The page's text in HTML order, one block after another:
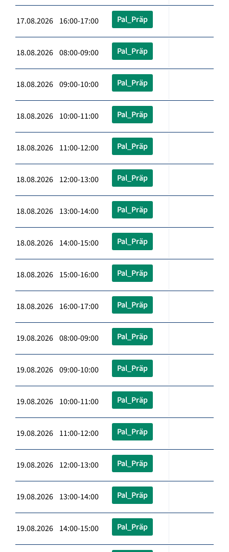
17.08.2026 16:00-17:00 Pal_Präp
18.08.2026 08:00-09:00 Pal_Präp
18.08.2026 09:00-10:00 Pal_Präp
18.08.2026 10:00-11:00 Pal_Präp
18.08.2026 11:00-12:00 Pal_Präp
18.08.2026 12:00-13:00 Pal_Präp
18.08.2026 13:00-14:00 Pal_Präp
18.08.2026 14:00-15:00 Pal_Präp
18.08.2026 15:00-16:00 Pal_Präp
18.08.2026 16:00-17:00 Pal_Präp
19.08.2026 08:00-09:00 Pal_Präp
19.08.2026 09:00-10:00 Pal_Präp
19.08.2026 10:00-11:00 Pal_Präp
19.08.2026 11:00-12:00 Pal_Präp
19.08.2026 12:00-13:00 Pal_Präp
19.08.2026 13:00-14:00 Pal_Präp
19.08.2026 14:00-15:00 Pal_Präp